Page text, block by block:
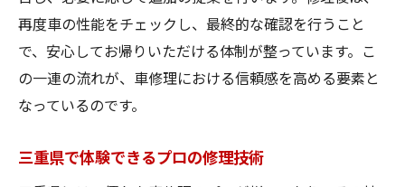
再度車の性能をチェックし、最終的な確認を行うこと
で、安心してお帰りいただける体制が整っています。こ
の一連の流れが、車修理における信頼感を高める要素と
なっているのです。
三重県で体験できるプロの修理技術